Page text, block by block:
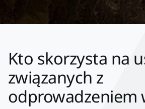
Kto skorzysta na
związanych z
odprowadzeniem